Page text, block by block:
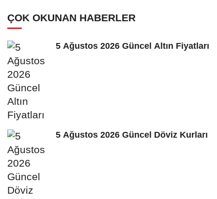
ÇOK OKUNAN HABERLER
5 Ağustos 2026 Güncel Altın Fiyatları
5 Ağustos 2026 Güncel Döviz Kurları